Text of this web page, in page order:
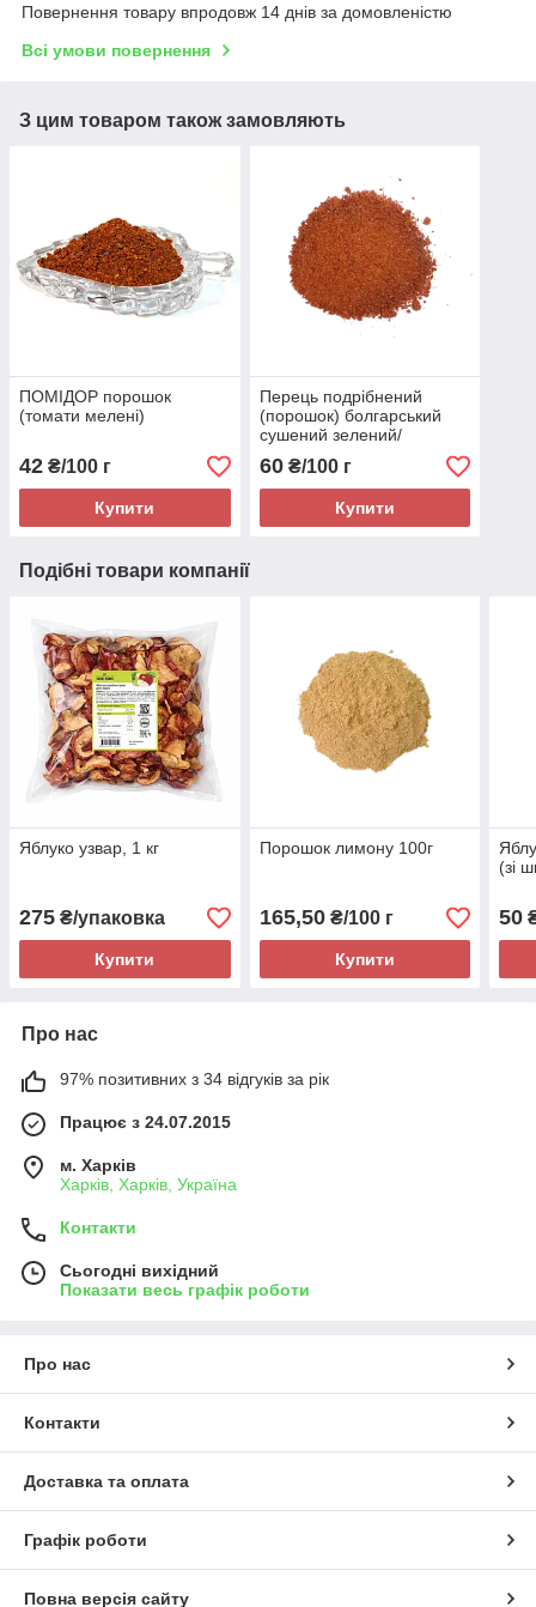
Повернення товару впродовж 14 днів за домовленістю
Всі умови повернення
З цим товаром також замовляють
ПОМІДОР порошок
(томати мелені)
42 ₴/100 г
Купити
Перець подрібнений
(порошок) болгарський
сушений зелений/
червоний
60₴/100 г
Купити
Подібні товари компанії
Яблуко узвар, 1 кг
275 ₴/упаковка
Купити
Порошок лимону 100г
165,50₴/100 г
Купити
(зі
50
Про нас
97% позитивних з 34 відгуків за рік
Працює з 24.07.2015
м. Харків
Харків, Харків, Україна
Контакти
Сьогодні вихідний
Показати весь графік роботи
Про нас
Контакти
Доставка та оплата
Графік роботи
Повна версія сайту